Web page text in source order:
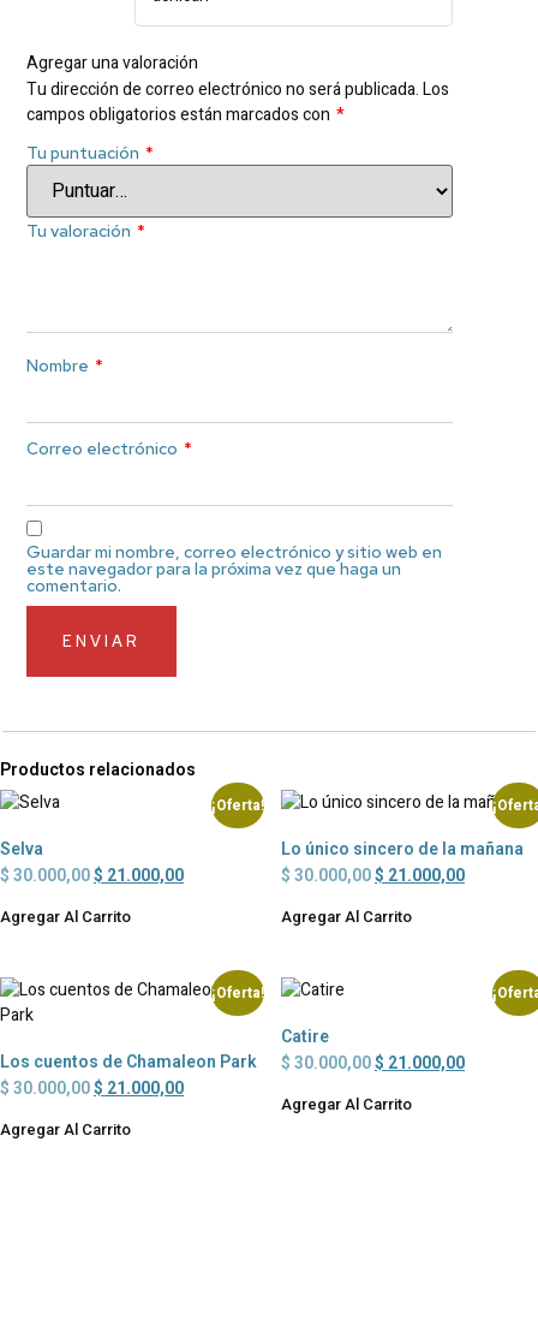
Agregar una valoración
Tu dirección de correo electrónico no será publicada.Los
campos obligatorios están marcados con *
Tu puntuación *
Tu valoración *
Nombre *
Correo electrónico *
Guardar mi nombre, correo electrónico y sitio web en
este navegador para la próxima vez que haga un
comentario.
Productos relacionados
¡Oferta!
Selva
$ 30.000,00$ 21.000,00
Agregar Al Carrito
Lo único sincero de la mañana
$ 30.000,00$ 21.000,00
Agregar Al Carrito
¡Oferta!
Los cuentos de Chamaleon Park
$ 30.000,00$ 21.000,00
Agregar Al Carrito
Catire
$ 30.000,00$ 21.000,00
Agregar Al Carrito